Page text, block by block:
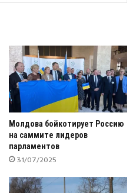
Молдова бойкотирует Россию
на саммите лидеров
парламентов
31/07/2025